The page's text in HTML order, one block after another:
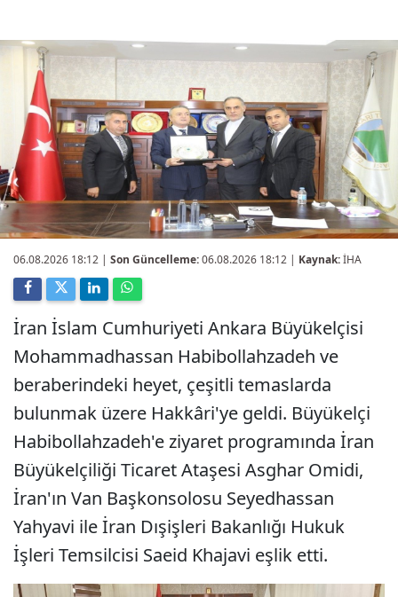
06.08.2026 18:12 | Son Güncelleme:06.08.2026 18:12 | Kaynak:İHA
İran İslam Cumhuriyeti Ankara Büyükelçisi
Mohammadhassan Habibollahzadeh ve
beraberindeki heyet, çeşitli temaslarda
bulunmak üzere Hakkâri'ye geldi. Büyükelçi
Habibollahzadeh'e ziyaret programında İran
Büyükelçiliği Ticaret Ataşesi Asghar Omidi,
İran'ın Van Başkonsolosu Seyedhassan
Yahyavi ile İran Dışişleri Bakanlığı Hukuk
İşleri Temsilcisi Saeid Khajavi eşlik etti.